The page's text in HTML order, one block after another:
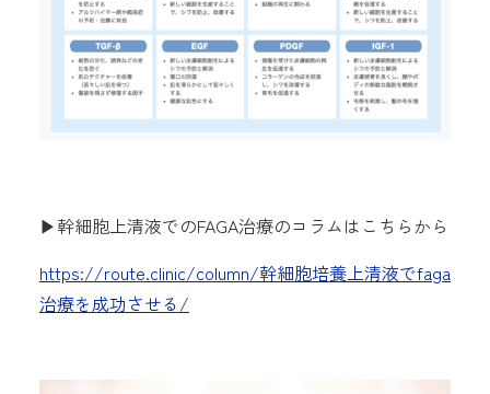
▶︎幹細胞上清液でのFAGA治療のコラムはこちらから
https://route.clinic/column/幹細胞培養上清液でfaga
治療を成功させる/